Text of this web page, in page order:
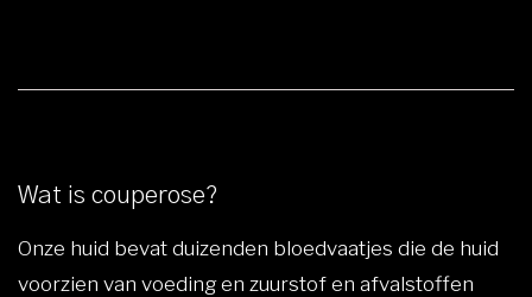
Wat is couperose?
Onze huid bevat duizenden bloedvaatjes die de huid
voorzien van voeding en zuurstof en afvalstoffen